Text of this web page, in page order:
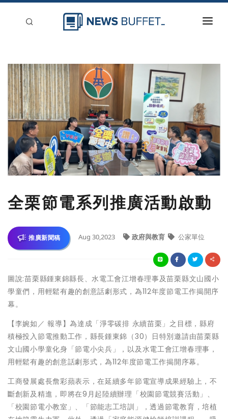
新聞稿分類
登入
刊登
全栗節電系列推廣活動啟動
推廣新聞稿 Aug 30,2023 政府與教育 公家單位
圖說:苗栗縣鍾東錦縣長、水電工會江增春理事及苗栗縣文山國小
學童們，用輕鬆有趣的創意話劇形式，為112年度節電工作揭開序
幕。
【李婉如／ 報導】為達成「淨零碳排 永續苗栗」之目標，縣府
積極投入節電推動工作，縣長鍾東錦（30）日特別邀請由苗栗縣
文山國小學童化身「節電小尖兵」，以及水電工會江增春理事，
用輕鬆有趣的創意話劇形式，為112年度節電工作揭開序幕。
工商發展處長詹彩蘋表示，在延續多年節電宣導成果經驗上，不
斷創新及精進，即將在9月起陸續辦理「校園節電競賽活動」、
「校園節電小教室」、「節能志工培訓」，透過節電教育，培植